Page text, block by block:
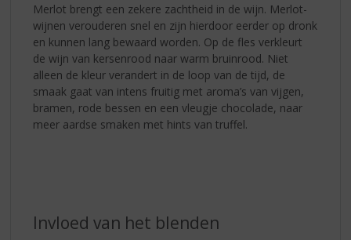
Merlot brengt een zekere zachtheid in de wijn. Merlot-
wijnen verouderen snel en zijn hierdoor eerder op dronk
en kunnen lang bewaard worden. Op de fles verkleurt
de wijn van kersenrood naar warm bruinrood. Niet
alleen de kleur verandert in de loop van de tijd, de
smaak gaat van intens fruitig met aroma’s van vijgen,
bramen, rode bessen en een vleugje chocolade, naar
meer aardse smaken met hints van truffel.
Invloed van het blenden